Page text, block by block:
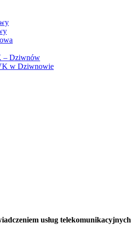
– Dziwnów
w Dziwnowie
usług telekomunikacyjnych